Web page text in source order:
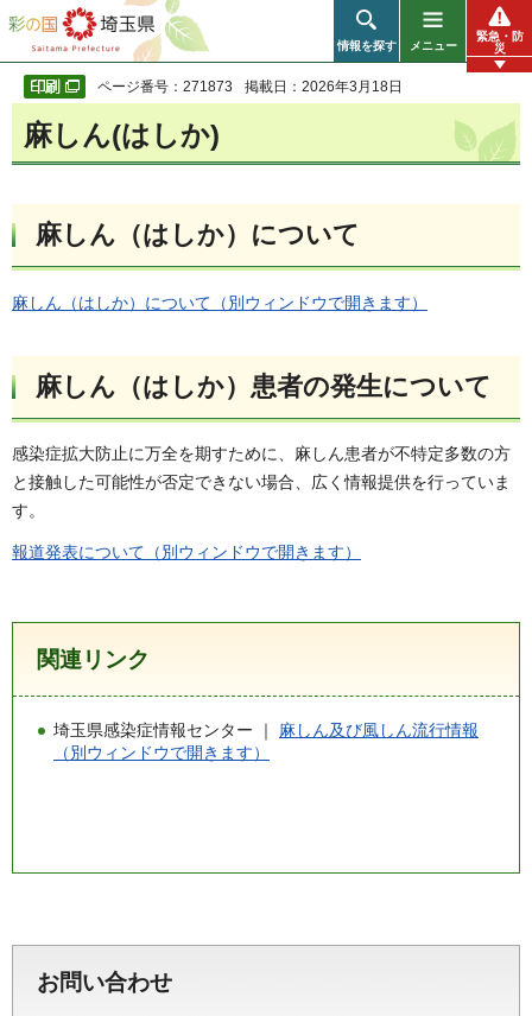
彩の国 埼玉県
情報を探す メニュー
緊急・防
災
ページ番号：271873 掲載日：2026年3月18日
麻しん(はしか)
麻しん（はしか）について
麻しん（はしか）について（別ウィンドウで開きます）
麻しん（はしか）患者の発生について
感染症拡大防止に万全を期すために、麻しん患者が不特定多数の方
と接触した可能性が否定できない場合、広く情報提供を行っていま
す。
報道発表について（別ウィンドウで開きます）
関連リンク
埼玉県感染症情報センター ｜ 麻しん及び風しん流行情報
（別ウィンドウで開きます）
お問い合わせ